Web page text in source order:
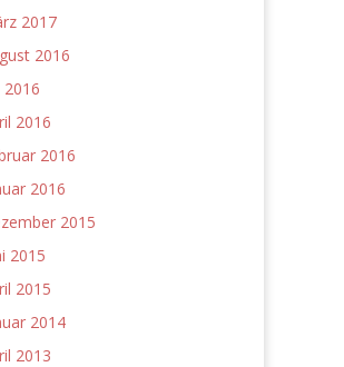
2017
2016
2016
2016
2016
2016
2015
2015
2015
2014
2013